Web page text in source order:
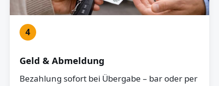
4
Geld & Abmeldung
Bezahlung sofort bei Übergabe – bar oder per